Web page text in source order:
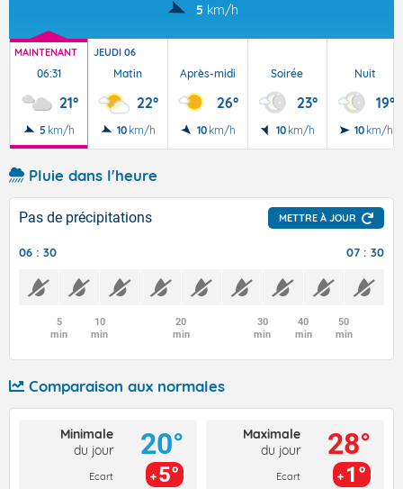
5 km/h
MAINTENANT
06:31
21°
5 km/h
JEUDI 06
Matin
22°
10 km/h
Après-midi
26°
10 km/h
Soirée
23°
10 km/h
Nuit
19°
10 km/h
Pluie dans l'heure
Pas de précipitations METTRE À JOUR
06 : 30 07 : 30
5
min
10
min
20
min
30
min
40
min
50
min
Comparaison aux normales
Minimale
du jour
Ecart
20°
5°
Maximale
du jour
Ecart
28°
1°